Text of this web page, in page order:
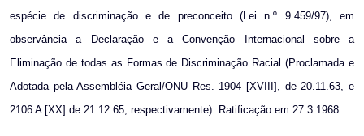
espécie de discriminação e de preconceito (Lei n.º 9.459/97), em
observância a Declaração e a Convenção Internacional sobre a
Eliminação de todas as Formas de Discriminação Racial (Proclamada e
Adotada pela Assembléia Geral/ONU Res. 1904 [XVIII], de 20.11.63, e
2106 A [XX] de 21.12.65, respectivamente). Ratificação em 27.3.1968.